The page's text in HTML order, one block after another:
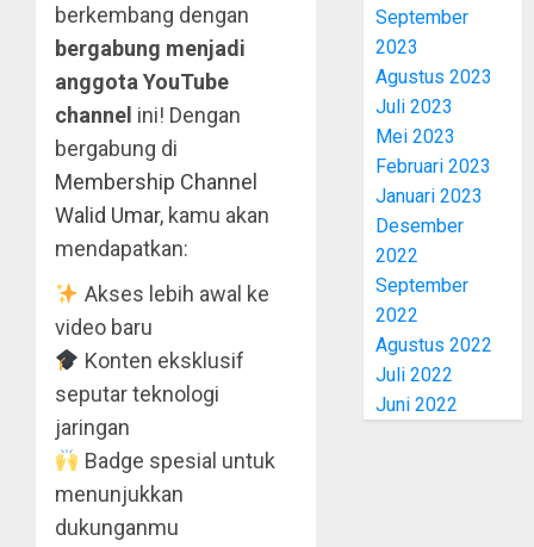
berkembang dengan
bergabung menjadi
anggota YouTube
channel ini! Dengan
bergabung di
Membership Channel
Walid Umar, kamu akan
mendapatkan:
Akses lebih awal ke
video baru
Konten eksklusif
seputar teknologi
jaringan
Badge spesial untuk
menunjukkan
dukunganmu
September
2023
Agustus 2023
Juli 2023
Mei 2023
Februari 2023
Januari 2023
Desember
2022
September
2022
Agustus 2022
Juli 2022
Juni 2022